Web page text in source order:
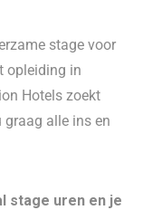
stage voor
opleiding in
Hotels zoekt
graag alle ins en
stage uren en je